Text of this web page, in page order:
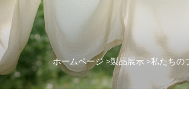
ホームページ >製品展示 >私たちの